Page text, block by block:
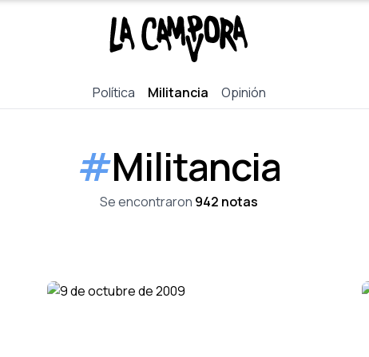
Política Militancia Opinión
#Militancia
Se encontraron 942 notas